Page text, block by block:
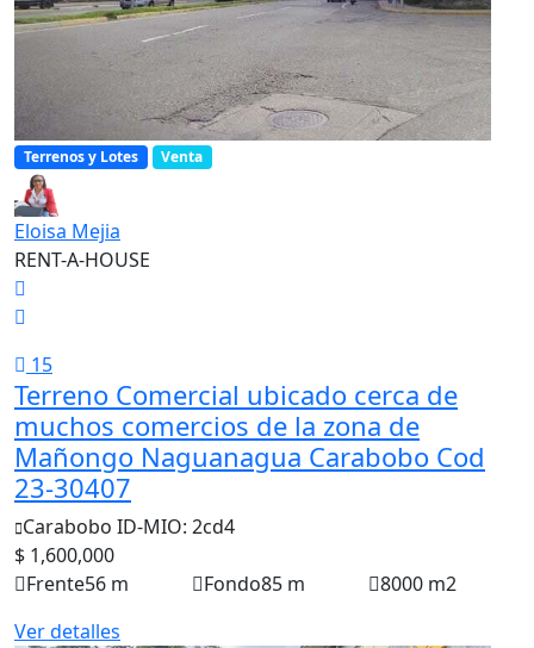
Terrenos y Lotes Venta
Eloisa Mejia
RENT-A-HOUSE
15
Terreno Comercial ubicado cerca de
muchos comercios de la zona de
Mañongo Naguanagua Carabobo Cod
23-30407
Carabobo ID-MIO: 2cd4
$ 1,600,000
Frente56 m Fondo85 m
8000 m2
Ver detalles